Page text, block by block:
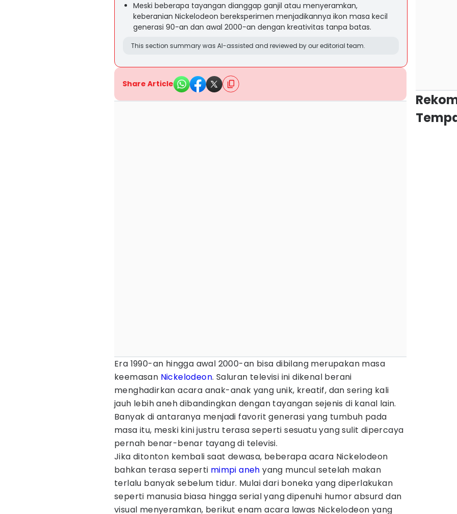
Meski beberapa tayangan dianggap ganjil atau menyeramkan,
keberanian Nickelodeon bereksperimen menjadikannya ikon masa kecil
generasi 90-an dan awal 2000-an dengan kreativitas tanpa batas.
This section summary was AI-assisted and reviewed by our editorial team.
Share Article
Era 1990-an hingga awal 2000-an bisa dibilang merupakan masa
keemasan Nickelodeon. Saluran televisi ini dikenal berani
menghadirkan acara anak-anak yang unik, kreatif, dan sering kali
jauh lebih aneh dibandingkan dengan tayangan sejenis di kanal lain.
Banyak di antaranya menjadi favorit generasi yang tumbuh pada
masa itu, meski kini justru terasa seperti sesuatu yang sulit dipercaya
pernah benar-benar tayang di televisi.
Jika ditonton kembali saat dewasa, beberapa acara Nickelodeon
bahkan terasa seperti mimpi aneh yang muncul setelah makan
terlalu banyak sebelum tidur. Mulai dari boneka yang diperlakukan
seperti manusia biasa hingga serial yang dipenuhi humor absurd dan
visual menyeramkan, berikut enam acara lawas Nickelodeon yang